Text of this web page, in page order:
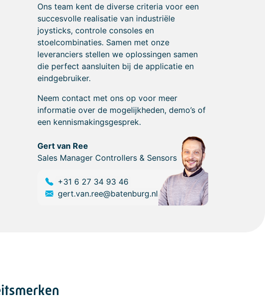
Ons team kent de diverse criteria voor een
succesvolle realisatie van industriële
joysticks, controle consoles en
stoelcombinaties. Samen met onze
leveranciers stellen we oplossingen samen
die perfect aansluiten bij de applicatie en
eindgebruiker.
Neem contact met ons op voor meer
informatie over de mogelijkheden, demo’s of
een kennismakingsgesprek.
Gert van Ree
Sales Manager Controllers & Sensors
+31 6 27 34 93 46
gert.van.ree@batenburg.nl